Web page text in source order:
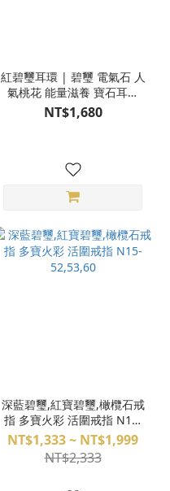
紅碧璽耳環 | 碧璽 電氣石 人
氣桃花 能量滋養 寶石耳環
925純銀 N22-21
NT$1,680
深藍碧璽,紅寶碧璽,橄欖石戒
指 多寶火彩 活圍戒指 N15-
52,53,60
NT$1,333 ~ NT$1,999
NT$2,333